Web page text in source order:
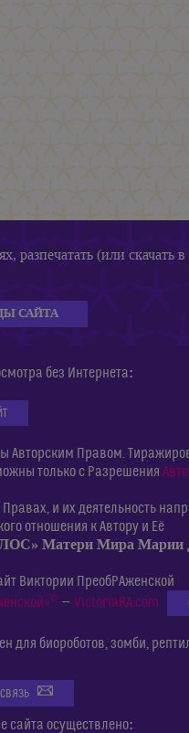
разпечатать (или скачать
САЙТА
без Интернета:
Правом.
только с Разрешения
и их деятельность
отношения к Автору и Её
Матери Мира
Виктории ПреобРАженской
© — VictoriaRA.com
для биороботов, зомби,
сайта осуществлено: